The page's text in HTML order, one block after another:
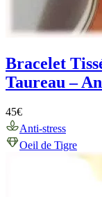
Bracelet
Taureau –
45€
Anti-stress
Oeil de Tigre